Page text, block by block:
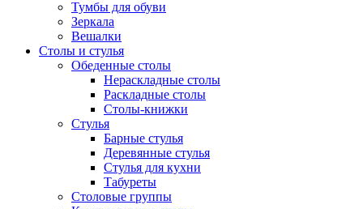
Тумбы для обуви
Зеркала
Вешалки
Столы и стулья
Обеденные столы
Нераскладные столы
Раскладные столы
Столы-книжки
Стулья
Барные стулья
Деревянные стулья
Стулья для кухни
Табуреты
Столовые группы